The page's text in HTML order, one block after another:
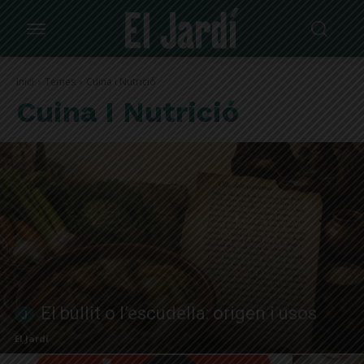
Inici Temes Cuina i Nutrició
Cuina I Nutrició
El bullit o l’escudella: origen i usos
El Jardí